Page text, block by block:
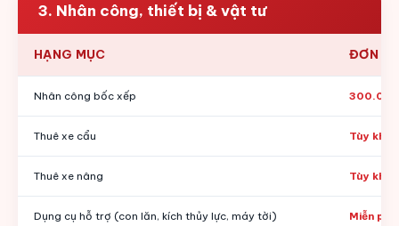
3. Nhân công, thiết bị & vật tư
HẠNG MỤC ĐƠN
Nhân công bốc xếp
Thuê xe cẩu Tùy
Thuê xe nâng Tùy
Dụng cụ hỗ trợ (con lăn, kích thủy lực, máy tời) Miễn phí